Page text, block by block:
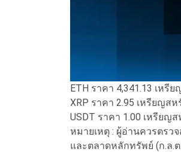
ETH ราคา 4,341.13 เหรี
XRP ราคา 2.95 เหรียญสห
USDT ราคา 1.00 เหรียญ
หมายเหตุ : ผู้อ่านควรตร
และตลาดหลักทรัพย์ (ก.ล.ต